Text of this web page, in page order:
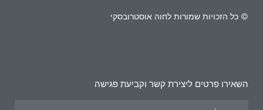
© כל הזכויות שמורות לחוה אוסטרובסקי
השאירו פרטים ליצירת קשר וקביעת פגישה